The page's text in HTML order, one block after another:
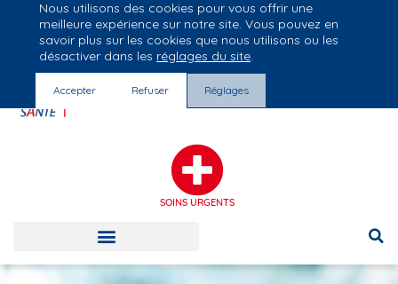
Groupe Vivalto Santé
Entre nous, la vie
SOINS URGENTS
Nous utilisons des cookies pour vous offrir une
meilleure expérience sur notre site. Vous pouvez en
savoir plus sur les cookies que nous utilisons ou les
désactiver dans les réglages du site.
Accepter Refuser Réglages